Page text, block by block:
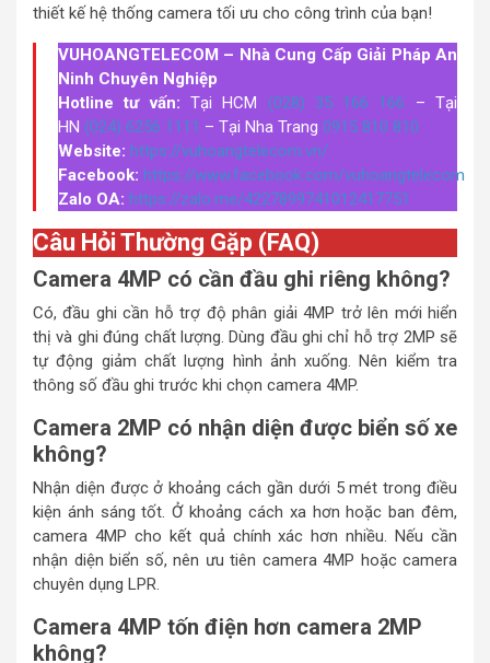
thiết kế hệ thống camera tối ưu cho công trình của bạn!
VUHOANGTELECOM – Nhà Cung Cấp Giải Pháp An
Ninh Chuyên Nghiệp
Hotline tư vấn: Tại HCM (028) 35 166 166 – Tại
HN (024) 6256 1111 – Tại Nha Trang 0915 810 810
Website: https://vuhoangtelecom.vn/
Facebook: https://www.facebook.com/vuhoangtelecom
Zalo OA: https://zalo.me/4227899741012417751
Câu Hỏi Thường Gặp (FAQ)
Camera 4MP có cần đầu ghi riêng không?
Có, đầu ghi cần hỗ trợ độ phân giải 4MP trở lên mới hiển
thị và ghi đúng chất lượng. Dùng đầu ghi chỉ hỗ trợ 2MP sẽ
tự động giảm chất lượng hình ảnh xuống. Nên kiểm tra
thông số đầu ghi trước khi chọn camera 4MP.
Camera 2MP có nhận diện được biển số xe
không?
Nhận diện được ở khoảng cách gần dưới 5 mét trong điều
kiện ánh sáng tốt. Ở khoảng cách xa hơn hoặc ban đêm,
camera 4MP cho kết quả chính xác hơn nhiều. Nếu cần
nhận diện biển số, nên ưu tiên camera 4MP hoặc camera
chuyên dụng LPR.
Camera 4MP tốn điện hơn camera 2MP
không?